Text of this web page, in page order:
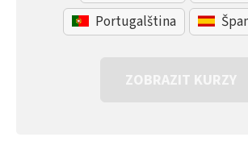
Portugalština
ZOBRAZIT KURZY